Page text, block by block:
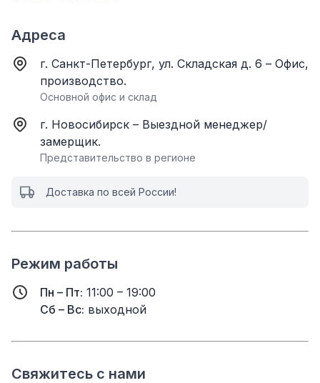
Адреса
г. Санкт-Петербург, ул. Складская д. 6 – Офис,
производство.
Основной офис и склад
г. Новосибирск – Выездной менеджер/
замерщик.
Представительство в регионе
Доставка по всей России!
Режим работы
Пн – Пт: 11:00 – 19:00
Сб – Вс: выходной
Свяжитесь с нами